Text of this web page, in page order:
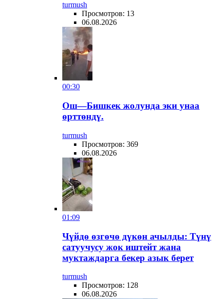
turmush
Просмотров: 13
06.08.2026
00:30
Ош—Бишкек жолунда эки унаа
өрттөндү.
turmush
Просмотров: 369
06.08.2026
01:09
​Чүйдө өзгөчө дүкөн ачылды: Түнү
сатуучусу жок иштейт жана
муктаждарга бекер азык берет
turmush
Просмотров: 128
06.08.2026